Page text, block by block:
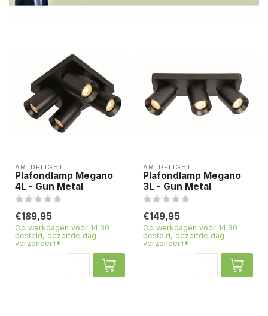
ARTDELIGHT
Plafondlamp Megano
4L - Gun Metal
€189,95
Op werkdagen vóór 14.30
besteld, dezelfde dag
verzonden!*
ARTDELIGHT
Plafondlamp Megano
3L - Gun Metal
€149,95
Op werkdagen vóór 14.30
besteld, dezelfde dag
verzonden!*